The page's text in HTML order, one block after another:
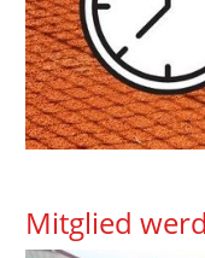
Mitglied